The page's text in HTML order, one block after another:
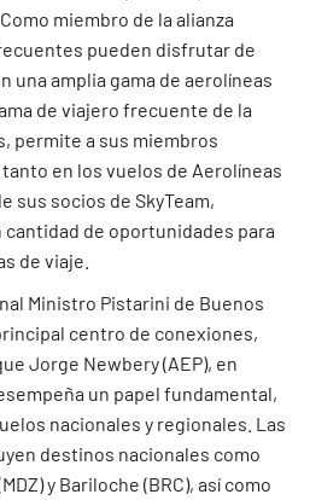
miembro de la alianza
pueden disfrutar de
una amplia gama de aerolíneas
de viajero frecuente de la
permite a sus miembros
en los vuelos de Aerolíneas
sus socios de SkyTeam,
de oportunidades para
de viaje.
Ministro Pistarini de Buenos
centro de conexiones,
Jorge Newbery (AEP), en
un papel fundamental,
nacionales y regionales. Las
destinos nacionales como
y Bariloche (BRC), así como